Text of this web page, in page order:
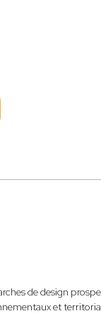
de design
et